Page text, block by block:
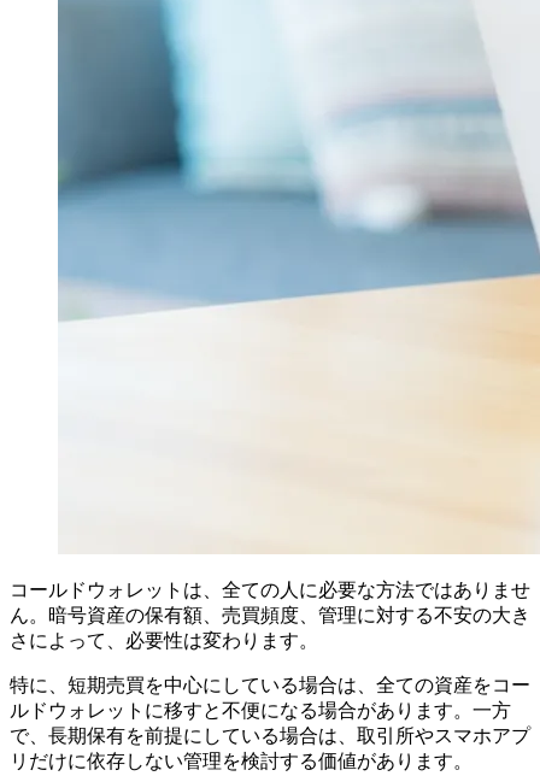
コールドウォレットは、全ての人に必要な方法ではありませ
ん。暗号資産の保有額、売買頻度、管理に対する不安の大き
さによって、必要性は変わります。
特に、短期売買を中心にしている場合は、全ての資産をコー
ルドウォレットに移すと不便になる場合があります。一方
で、長期保有を前提にしている場合は、取引所やスマホアプ
リだけに依存しない管理を検討する価値があります。